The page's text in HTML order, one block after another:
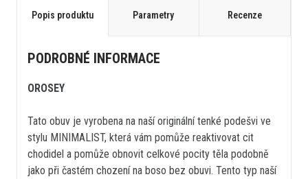
Popis produktu Parametry Recenze
PODROBNÉ INFORMACE
OROSEY
Tato obuv je vyrobena na naší originální tenké podešvi ve
stylu MINIMALIST, která vám pomůže reaktivovat cit
chodidel a pomůže obnovit celkové pocity těla podobně
jako při častém chození na boso bez obuvi. Tento typ naší